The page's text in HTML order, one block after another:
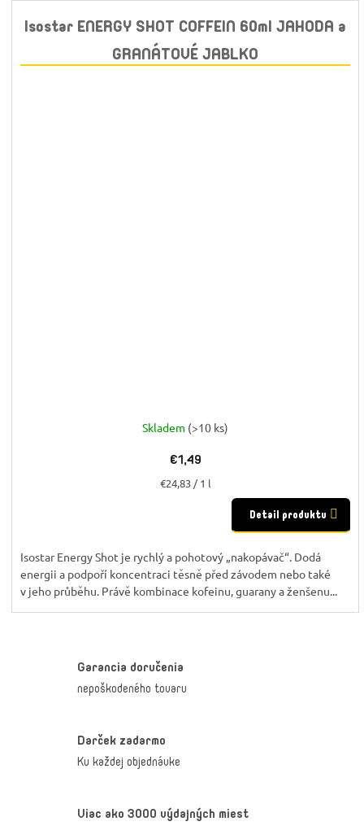
Isostar ENERGY SHOT COFFEIN 60ml JAHODA a
GRANÁTOVÉ JABLKO
Skladem (>10 ks)
€1,49
Jednotková
€24,83 / 1 l
Detail produktu
Isostar Energy Shot je rychlý a pohotový „nakopávač“. Dodá
energii a podpoří koncentraci těsně před závodem nebo také
v jeho průběhu. Právě kombinace kofeinu, guarany a ženšenu...
Garancia doručenia
nepoškodeného tovaru
Darček zadarmo
Ku každej objednávke
Viac ako 3000 výdajných miest